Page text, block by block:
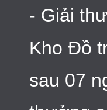
- Giải
Kho Đồ
sau 07